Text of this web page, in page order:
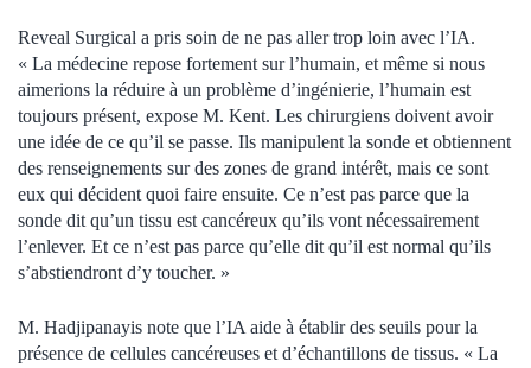
Reveal Surgical a pris soin de ne pas aller trop loin avec l’IA.
« La médecine repose fortement sur l’humain, et même si nous
aimerions la réduire à un problème d’ingénierie, l’humain est
toujours présent, expose M. Kent. Les chirurgiens doivent avoir
une idée de ce qu’il se passe. Ils manipulent la sonde et obtiennent
des renseignements sur des zones de grand intérêt, mais ce sont
eux qui décident quoi faire ensuite. Ce n’est pas parce que la
sonde dit qu’un tissu est cancéreux qu’ils vont nécessairement
l’enlever. Et ce n’est pas parce qu’elle dit qu’il est normal qu’ils
s’abstiendront d’y toucher. »
M. Hadjipanayis note que l’IA aide à établir des seuils pour la
présence de cellules cancéreuses et d’échantillons de tissus. « La